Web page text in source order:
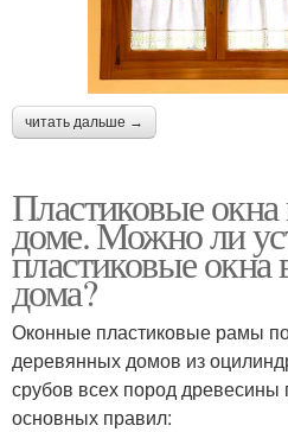
читать дальше →
Пластиковые
доме. Можно ли
пластиковые окна
дома?
Оконные пластиковые рамы
деревянных домов из
срубов всех пород
основных правил: